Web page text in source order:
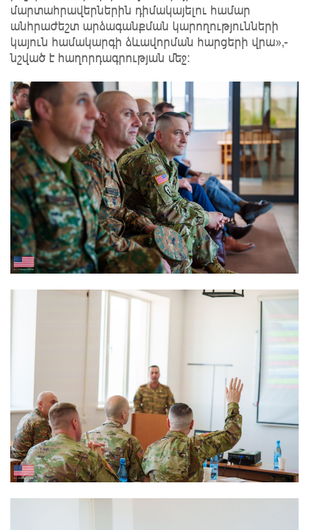
մարտահրավերներին դիմակայելու համար
անհրաժեշտ արձագանքման կարողությունների
կայուն համակարգի ձևավորման հարցերի վրա»,-
նշված է հաղորդագրության մեջ։